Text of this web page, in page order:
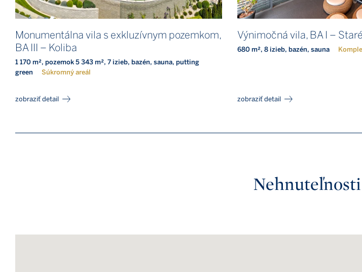
Monumentálna vila s exkluzívnym pozemkom,
BA III – Koliba
1 170 m², pozemok 5 343 m², 7 izieb, bazén, sauna, putting
green
Súkromný areál
zobraziť detail
Výnimočná vila, BA I –
680 m², 8 izieb, bazén, sauna
zobraziť detail